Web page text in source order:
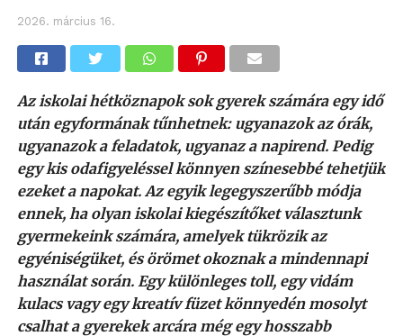
2026. március 16.
Az iskolai hétköznapok sok gyerek számára egy idő
után egyformának tűnhetnek: ugyanazok az órák,
ugyanazok a feladatok, ugyanaz a napirend. Pedig
egy kis odafigyeléssel könnyen színesebbé tehetjük
ezeket a napokat. Az egyik legegyszerűbb módja
ennek, ha olyan iskolai kiegészítőket választunk
gyermekeink számára, amelyek tükrözik az
egyéniségüket, és örömet okoznak a mindennapi
használat során. Egy különleges toll, egy vidám
kulacs vagy egy kreatív füzet könnyedén mosolyt
csalhat a gyerekek arcára még egy hosszabb